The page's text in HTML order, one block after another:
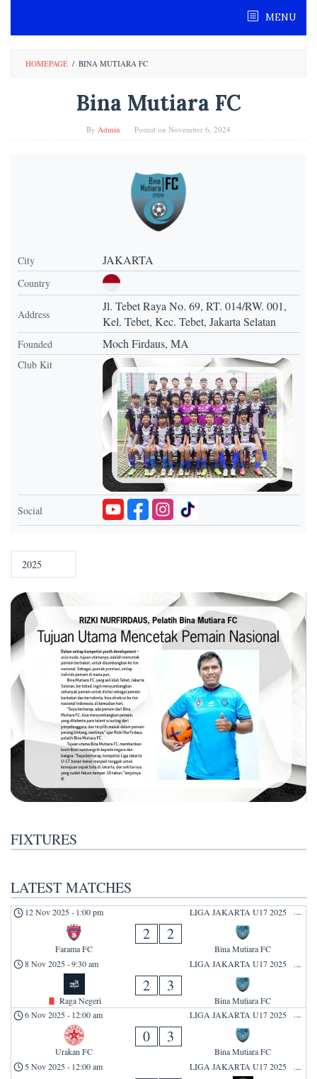
MENU
HOMEPAGE / BINA MUTIARA FC
Bina Mutiara FC
By Admin Posted on November 6, 2024
City JAKARTA
Country
Address
Jl. Tebet Raya No. 69, RT. 014/RW. 001,
Kel. Tebet, Kec. Tebet, Jakarta Selatan
Founded Moch Firdaus, MA
Club Kit
Social
FIXTURES
LATEST MATCHES
LIGA JAKARTA U17 2025
12 Nov 2025- 1:00 pm
Farama FC
2 2
Bina Mutiara FC
LIGA JAKARTA U17 2025
8 Nov 2025-9:30 am
Raga Negeri
2 3
Bina Mutiara FC
LIGA JAKARTA U17 2025
6 Nov 2025- 12:00 am
Urakan FC
0 3
Bina Mutiara FC
LIGA JAKARTA U17 2025
5 Nov 2025- 12:00 am